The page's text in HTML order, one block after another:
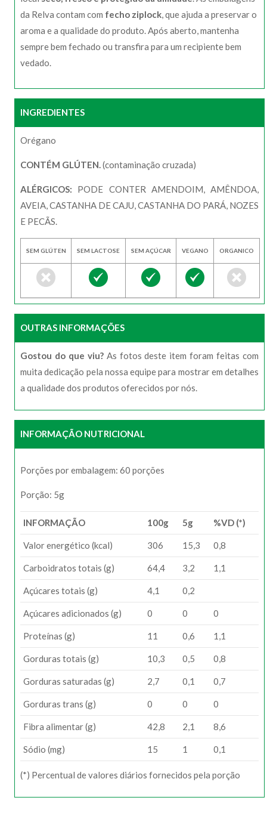
da Relva contam com fecho ziplock , que ajuda a preservar o
aroma e a qualidade do produto. Após aberto, mantenha
sempre bem fechado ou transfira para um recipiente bem
vedado.
INGREDIENTES
Orégano
CONTÉM GLÚTEN. (contaminação cruzada)
ALÉRGICOS: PODE CONTER AMENDOIM, AMÊNDOA,
AVEIA, CASTANHA DE CAJU, CASTANHA DO PARÁ, NOZES
E PECÃS.
SEM GLÚTEN SEM LACTOSE SEM AÇÚCAR VEGANO ORGANICO
OUTRAS INFORMAÇÕES
Gostou do que viu?As fotos deste item foram feitas com
muita dedicação pela nossa equipe para mostrar em detalhes
a qualidade dos produtos oferecidos por nós.
INFORMAÇÃO NUTRICIONAL
Porções por embalagem: 60 porções
Porção: 5g
INFORMAÇÃO 100g 5g %VD (*)
Valor energético (kcal) 306 15,3 0,8
Carboidratos totais (g) 64,4 3,2 1,1
Açúcares totais (g) 4,1 0,2
Açúcares adicionados (g) 0 0 0
Proteínas (g) 11 0,6 1,1
Gorduras totais (g) 10,3 0,5 0,8
Gorduras saturadas (g) 2,7 0,1 0,7
Gorduras trans (g) 0 0 0
Fibra alimentar (g) 42,8 2,1 8,6
Sódio (mg) 15 1 0,1
(*) Percentual de valores diários fornecidos pela porção